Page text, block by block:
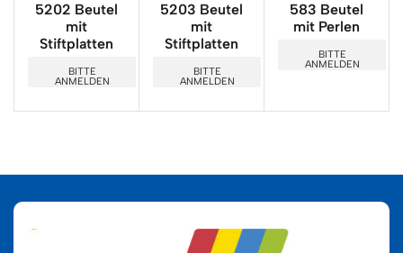
5202 Beutel
mit
Stiftplatten
BITTE
ANMELDEN
5203 Beutel
mit
Stiftplatten
BITTE
ANMELDEN
583 Beutel
mit Perlen
BITTE
ANMELDEN